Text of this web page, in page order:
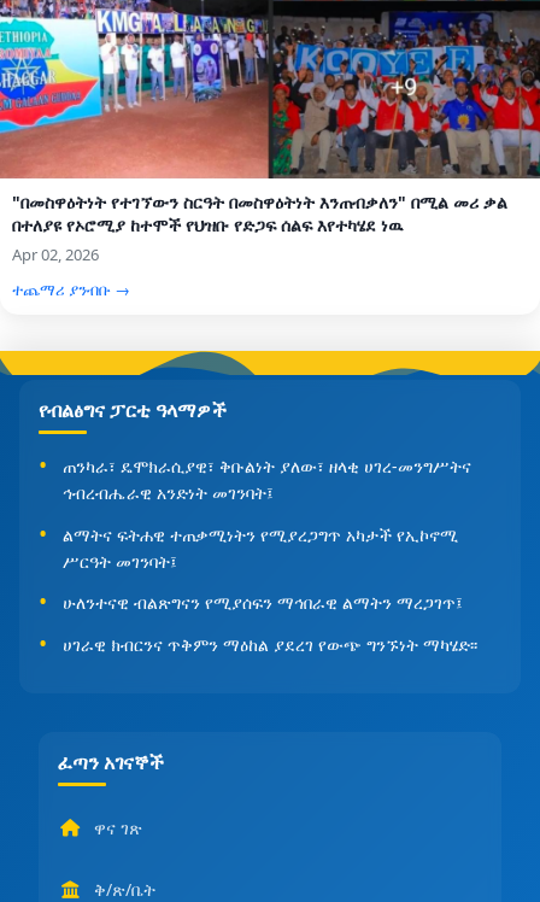
"በመስዋዕትነት የተገኘውን ስርዓት በመስዋዕትነት እንጠብቃለን" በሚል መሪ ቃል
በተለያዩ የኦሮሚያ ከተሞች የህዝቡ የድጋፍ ሰልፍ እየተካሄደ ነዉ
Apr 02, 2026
ተጨማሪ ያንብቡ →
የብልፅግና ፓርቲ ዓላማዎች
ጠንካራ፣ ዴሞክራሲያዊ፣ ቅቡልነት ያለው፣ ዘላቂ ሀገረ-መንግሥትና
ኅብረብሔራዊ አንድነት መገንባት፤
ልማትና ፍትሐዊ ተጠቃሚነትን የሚያረጋግጥ አካታች የኢኮኖሚ
ሥርዓት መገንባት፤
ሁለንተናዊ ብልጽግናን የሚያሰፍን ማኅበራዊ ልማትን ማረጋገጥ፤
ሀገራዊ ክብርንና ጥቅምን ማዕከል ያደረገ የውጭ ግንኙነት ማካሄድ፡፡
ፈጣን አገናኞች
ዋና ገጽ
ቅ/ጽ/ቤት